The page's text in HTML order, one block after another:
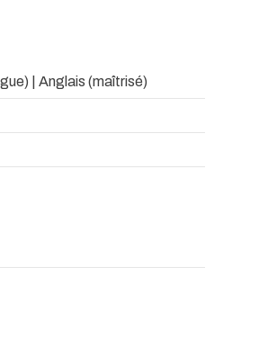
| Anglais (maîtrisé)